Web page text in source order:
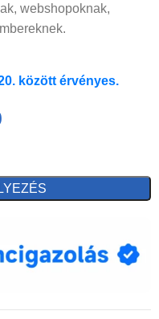
webshopoknak,
között érvényes.